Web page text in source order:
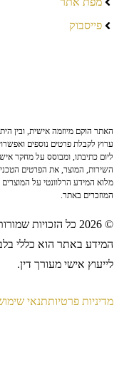
פייסבוק
האתר הוקם מיוזמה אישית, ובין
ערוץ לקבלת פרטים נוספים
ליום כתיבתו, ומבוסס על מחקר
השירות, המוצר, את הפרטים
מלוא המידע הרלוונטי על
המוזכרים באתר.
© 2026 כל הזכויות שמורות לשביל צדק
המידע באתר הוא כללי
לייעוץ אישי מעורך דין.
מדיניות פרטיותתנאי